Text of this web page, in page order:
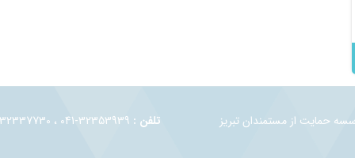
حمايت از مستمندان تبريز تلفن : 32353939-041 ، 32337730-041 ، 32330944-041